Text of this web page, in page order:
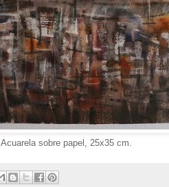
Acuarela sobre papel, 25x35 cm.